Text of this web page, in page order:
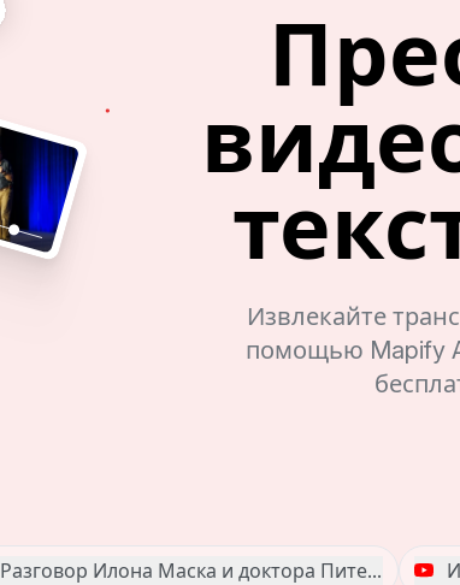
Извлекайте
помощью Mapify
Разговор Илона Маска и доктора Питера